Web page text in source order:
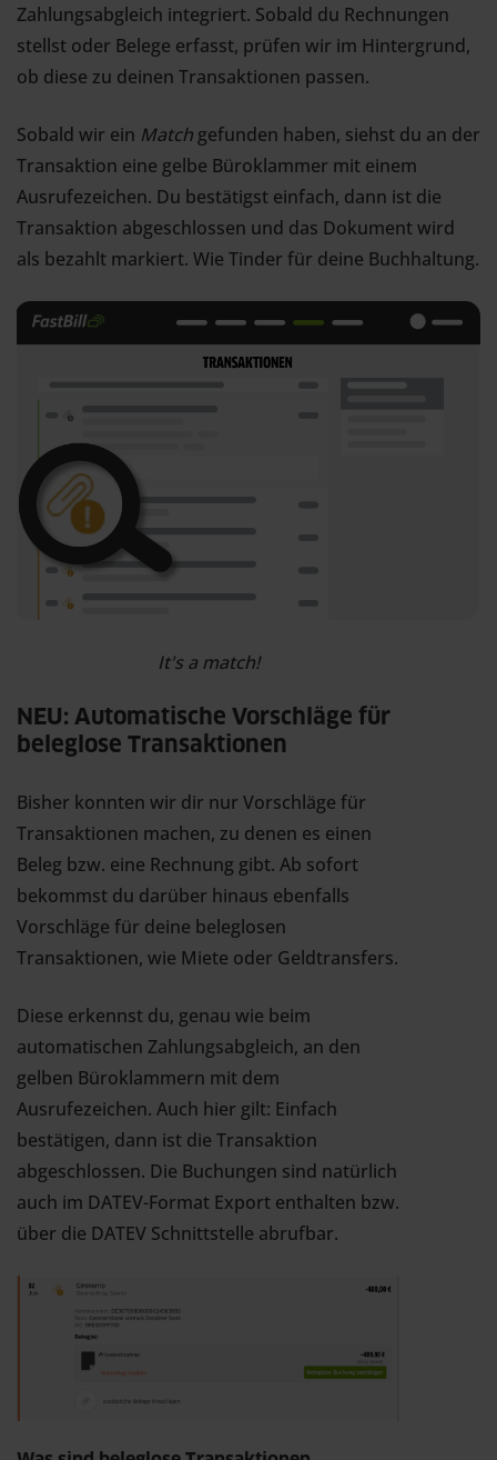
Zahlungsabgleich integriert. Sobald du Rechnungen
stellst oder Belege erfasst, prüfen wir im Hintergrund,
ob diese zu deinen Transaktionen passen.
Sobald wir ein Match gefunden haben, siehst du an der
Transaktion eine gelbe Büroklammer mit einem
Ausrufezeichen. Du bestätigst einfach, dann ist die
Transaktion abgeschlossen und das Dokument wird
als bezahlt markiert. Wie Tinder für deine Buchhaltung.
It's a match!
NEU: Automatische Vorschläge für
beleglose Transaktionen
Bisher konnten wir dir nur Vorschläge für
Transaktionen machen, zu denen es einen
Beleg bzw. eine Rechnung gibt. Ab sofort
bekommst du darüber hinaus ebenfalls
Vorschläge für deine beleglosen
Transaktionen, wie Miete oder Geldtransfers.
Diese erkennst du, genau wie beim
automatischen Zahlungsabgleich, an den
gelben Büroklammern mit dem
Ausrufezeichen. Auch hier gilt: Einfach
bestätigen, dann ist die Transaktion
abgeschlossen. Die Buchungen sind natürlich
auch im DATEV-Format Export enthalten bzw.
über die DATEV Schnittstelle abrufbar.